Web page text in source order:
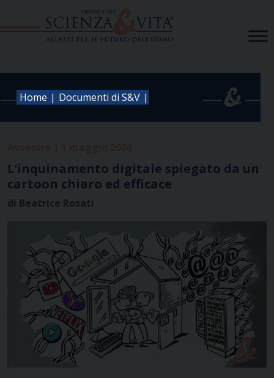
Home | Documenti di S&V |
L’inquinamento digitale spiegato da un
cartoon chiaro ed efficace
di Beatrice Rosati